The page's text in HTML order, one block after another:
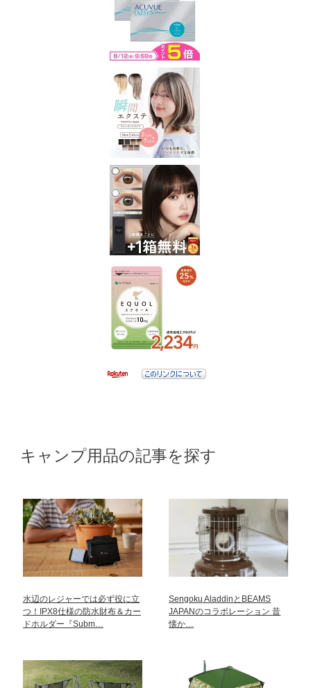
キャンプ用品の記事を探す
水辺のレジャーでは必ず役に立
つ！IPX8仕様の防水財布＆カー
ドホルダー『Subm…
Sengoku AladdinとBEAMS
JAPANのコラボレーション 昔
懐か…